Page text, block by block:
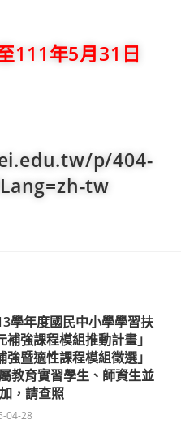
111年5月31日
p/404-
tw
學年度國民中小學學習扶
強課程模組推動計畫」
暨適性課程模組徵選」
教育實習學生、師資生並
，請查照
04-28